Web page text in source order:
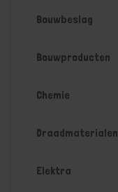
Bouwbeslag
Bouwproducten
Chemie
Draadmaterialen
Elektra